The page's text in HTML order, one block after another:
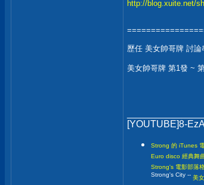
http://blog.xuite.net/
歷任 美女帥哥牌 討論
美女帥哥牌 第1發 ~
[YOUTUBE]8-
Strong 的 iTunes
Euro disco 經典舞
Strong's 電影部落
Strong's City -- 美